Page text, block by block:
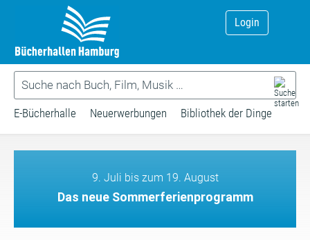
Login
E-Bücherhalle Neuerwerbungen Bibliothek der Dinge
9. Juli bis zum 19. August
Das neue Sommerferienprogramm